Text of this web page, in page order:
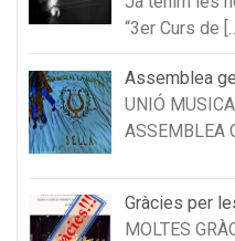
“3er Curs de […]
Assemblea
UNIÓ
ASSEMBLEA
Gràcies per
MOLTES